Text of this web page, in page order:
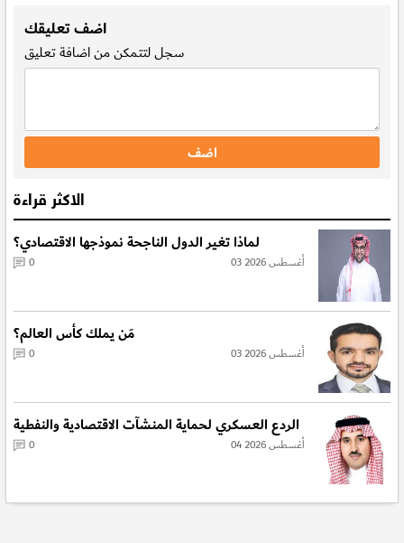
اضف تعليقك
سجللتتمكن من اضافة تعليق
الاكثر قراءة
لماذا تغير الدول الناجحة نموذجها الاقتصادي؟
03 أغسطس 2026 0
مَن يملك كأس العالم؟
03 أغسطس 2026 0
الردع العسكري لحماية المنشآت الاقتصادية والنفطية
04 أغسطس 2026 0